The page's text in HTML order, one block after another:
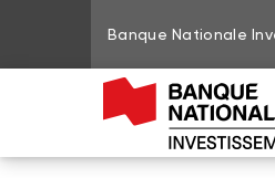
Banque Nationale